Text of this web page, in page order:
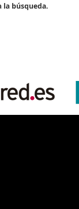
la búsqueda.